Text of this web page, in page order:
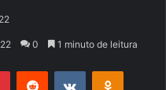
0 1 minuto de leitura
PinterestReddit VK OK